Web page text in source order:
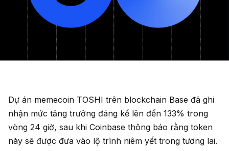
Dự án memecoin TOSHI trên blockchain Base đã ghi
nhận mức tăng trưởng đáng kể lên đến 133% trong
vòng 24 giờ, sau khi Coinbase thông báo rằng token
này sẽ được đưa vào lộ trình niêm yết trong tương lai.